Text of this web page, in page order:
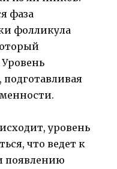
фаза
фолликула
уровень
что ведет к
появлению